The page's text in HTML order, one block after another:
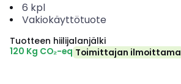
6 kpl
Vakiokäyttötuote
Tuotteen hiilijalanjälki
120 Kg CO₂-eq Toimittajan ilmoittama